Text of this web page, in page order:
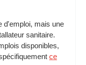
d'emploi, mais une
sanitaire.
disponibles,
ce